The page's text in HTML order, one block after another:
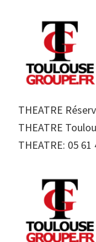
THEATRE
THEATRE
THEATRE: 05